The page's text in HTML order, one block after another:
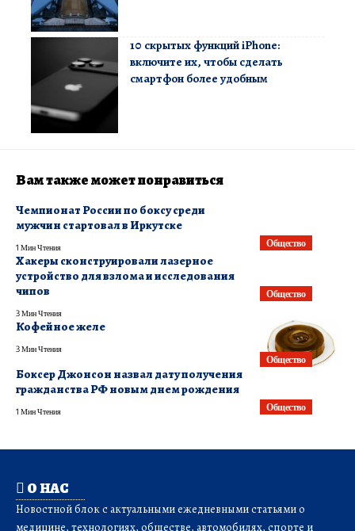
10 скрытых функций iPhone:
включите их, чтобы сделать
смартфон более удобным
Вам также может понравиться
Общество
Чемпионат России по боксу среди
мужчин стартовал в Иркутске
1 Мин Чтения
Общество
Хакеры сконструировали лазерное
устройство для взлома и исследования
чипов
3 Мин Чтения
Общество
Кофейное желе
3 Мин Чтения
Общество
Боксер Джонсон назвал дату получения
гражданства РФ новым днем рождения
1 Мин Чтения
О НАС
Новостной блок с актуальными ежедневными статьями о
медицине, технологиях, обществе, автомобилях, спорте и